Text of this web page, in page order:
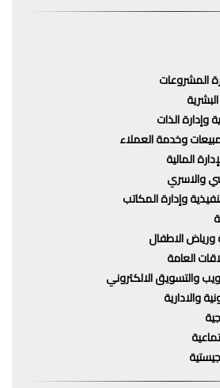
المشروعات
وإدارة الذات
وخدمة العملاء
المالية
والاسري
وإدارة المكاتب
ورياض الاطفال
العامة
والتسويق الالكتروني
والادارية